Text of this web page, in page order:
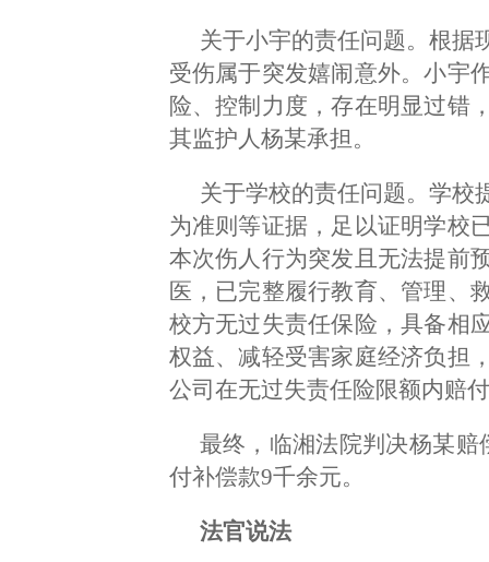
关于小宇的责任问题。根据
受伤属于突发嬉闹意外。小宇
险、控制力度，存在明显过错
其监护人杨某承担。
关于学校的责任问题。学校
为准则等证据，足以证明学校
本次伤人行为突发且无法提前
医，已完整履行教育、管理、
校方无过失责任保险，具备相
权益、减轻受害家庭经济负担
公司在无过失责任险限额内赔
最终，临湘法院判决杨某
付补偿款9千余元。
法官说法